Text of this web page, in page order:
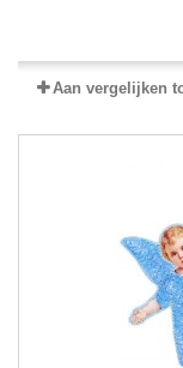
Aan vergelijken